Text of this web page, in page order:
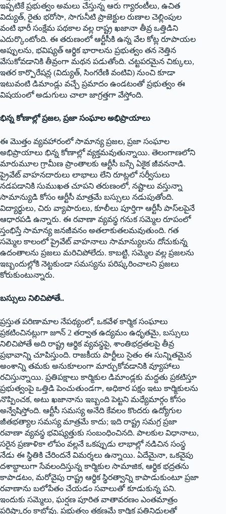
ఇప్పటికే ప్రభుత్వం అమలు చేస్తున్న ఆరు గ్యారంటీలు, ఉచిత
విద్యుత్, రైతు భరోసా, సాగునీటి ప్రాజెక్టుల రుణాల చెల్లింపుల
వంటి భారీ సంక్షేమ పథకాల వల్ల రాష్ట్ర ఖజానా తీవ్ర ఒత్తిడిని
ఎదుర్కొంటోంది. ఈ తరుణంలో ఆర్టీసీకి ఉన్న వేల కోట్ల రూపాయల
అప్పులను, భవిష్యత్ ఆర్థిక భారాలను ప్రభుత్వం తన నెత్తిన
వేసుకోవడానికి తీవ్రంగా మథన పడుతోంది. చట్టపరమైన చిక్కులు,
ఇతర కార్పొరేషన్ల (విద్యుత్, సింగరేణి వంటివి) నుంచి కూడా
ఇటువంటి డిమాండ్లు వచ్చే ప్రమాదం ఉండటంతో ప్రభుత్వం ఈ
విషయంలో అడుగులు చాలా జాగ్రత్తగా వేస్తోంది.
భిన్న కోణాల్లో ప్రజల, ప్రజా సంఘాల అభిప్రాయాలు
ఈ మొత్తం వ్యవహారంలో సామాన్య ప్రజల, ప్రజా సంఘాల
అభిప్రాయాలు భిన్న కోణాల్లో వ్యక్తమవుతున్నాయి. తెలంగాణలోని
మారుమూల గ్రామీణ ప్రాంతాలకు ఆర్టీసీ బస్సే ఏకైక జీవననాడి.
ప్రైవేట్ వాహనదారులు లాభాలు లేని రూట్లలో సర్వీసులు
నడపడానికి సుముఖత చూపని తరుణంలో, నష్టాలు వస్తున్నా
సామాన్యుడి కోసం ఆర్టీసీ మాత్రమే బస్సులు నడుపుతోంది.
విద్యార్థులు, చిరు వ్యాపారులు, కూలీలు పూర్తిగా ఆర్టీసీ పాస్‌లపైనే
ఆధారపడి ఉన్నారు. ఈ రవాణా వ్యవస్థ గనుక సమ్మెల రూపంలో
స్తంభిస్తే సామాన్య జనజీవనం అతలాకుతలమవుతుంది. గత
సమ్మెల కాలంలో ప్రైవేట్ వాహనాలు సామాన్యులను దోచుకున్న
ఉదంతాలను ప్రజలు మరిచిపోలేదు. కాబట్టి, సమ్మెల వల్ల ప్రజలను
ఇబ్బందుల్లోకి నెట్టకుండా సమస్యను పరిష్కరించాలని ప్రజలు
కోరుకుంటున్నారు.
బస్సులు నిలిచిపోతే..
ప్రస్తుత పరిణామాల నేపథ్యంలో, ఒకవేళ కార్మిక సంఘాలు
ప్రకటించినట్లుగా జూన్ 2 తర్వాత ఉద్యమం ఉధృతమై, బస్సులు
నిలిచిపోతే అది రాష్ట్ర ఆర్థిక వ్యవస్థపై, శాంతిభద్రతలపై తీవ్ర
ప్రభావాన్ని చూపిస్తుంది. రాజకీయ పార్టీలు సైతం ఈ సున్నితమైన
అంశాన్ని తమకు అనుకూలంగా మార్చుకోవడానికి వ్యూహాలు
రచిస్తున్నాయి. ప్రతిపక్షాలు కార్మికుల డిమాండ్లకు మద్దతు ప్రకటిస్తూ
ప్రభుత్వంపై ఒత్తిడి పెంచుతుండగా, అధికార పక్షం ఇటు కార్మికులను
నొప్పించక, అటు ఖజానాను ఇబ్బంది పెట్టని మధ్యేమార్గం కోసం
అన్వేషిస్తోంది. ఆర్టీసీ సమస్య అనేది కేవలం కొందరు ఉద్యోగుల
జీతభత్యాల సమస్య మాత్రమే కాదు; ఇది రాష్ట్ర సమగ్ర ప్రజా
రవాణా వ్యవస్థ భవిష్యత్తుకు సంబంధించినది. పాలకుల విధానాలు,
సరైన ప్రణాళికా లోపం వల్లనే ఒకప్పుడు లాభాల్లో నడిచిన సంస్థ
నేడు ఈ స్థితికి చేరిందనే విమర్శలు ఉన్నాయి. ఏదేమైనా, ఒకవైపు
దశాబ్దాలుగా సేవలందిస్తున్న కార్మికుల సామాజిక, ఆర్థిక భద్రతను
కాపాడటం, మరోవైపు రాష్ట్ర ఆర్థిక స్థిరత్వాన్ని కాపాడుకుంటూ ప్రజా
రవాణాను బలోపేతం చేయడం సవాలుతో కూడుకున్న పని.
ఇందుకు సమ్మెలు, ఘర్షణ పూరిత వాతావరణం ఎంతమాత్రం
పరిష్కారం కాబోవు. ప్రభుత్వం తక్షణమే కార్మిక ప్రతినిధులతో